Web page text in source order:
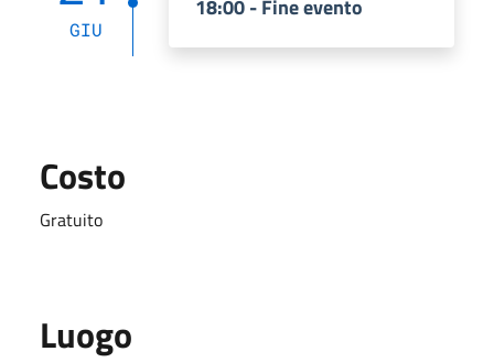
GIU
18:00 - Fine evento
Costo
Gratuito
Luogo